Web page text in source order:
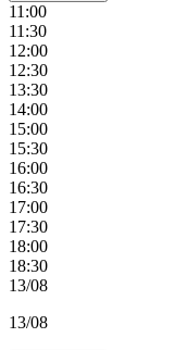
11:00
11:30
12:00
12:30
13:30
14:00
15:00
15:30
16:00
16:30
17:00
17:30
18:00
18:30
13/08
13/08